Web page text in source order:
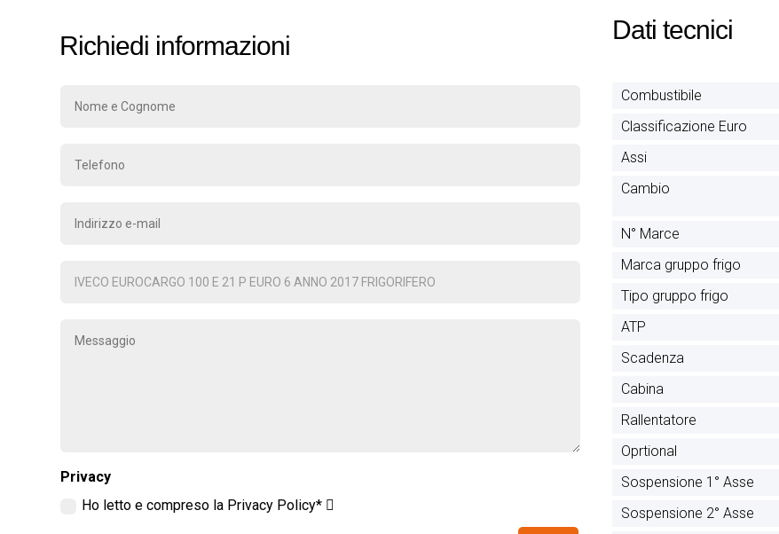
Richiedi informazioni
Privacy
Ho letto e compreso la Privacy Policy*
Dati tecnici
Combustibile
Classificazione Euro
Assi
Cambio
N° Marce
Marca gruppo frigo
Tipo gruppo frigo
ATP
Scadenza
Cabina
Rallentatore
Oprtional
Sospensione 1° Asse
Sospensione 2° Asse